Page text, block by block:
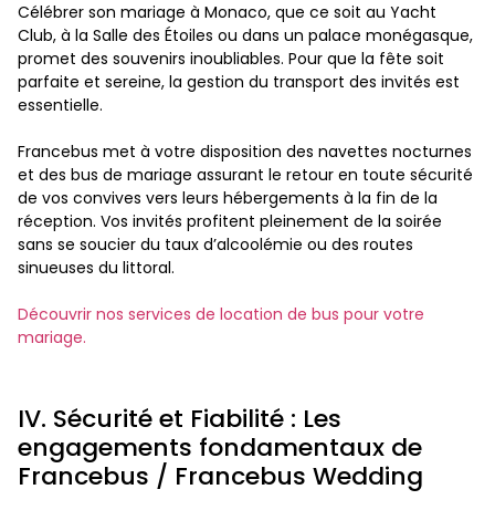
Célébrer son mariage à Monaco, que ce soit au Yacht
Club, à la Salle des Étoiles ou dans un palace monégasque,
promet des souvenirs inoubliables. Pour que la fête soit
parfaite et sereine, la gestion du transport des invités est
essentielle.
Francebus met à votre disposition des navettes nocturnes
et des bus de mariage assurant le retour en toute sécurité
de vos convives vers leurs hébergements à la fin de la
réception. Vos invités profitent pleinement de la soirée
sans se soucier du taux d’alcoolémie ou des routes
sinueuses du littoral.
Découvrir nos services de location de bus pour votre
mariage.
IV. Sécurité et Fiabilité : Les
engagements fondamentaux de
Francebus / Francebus Wedding